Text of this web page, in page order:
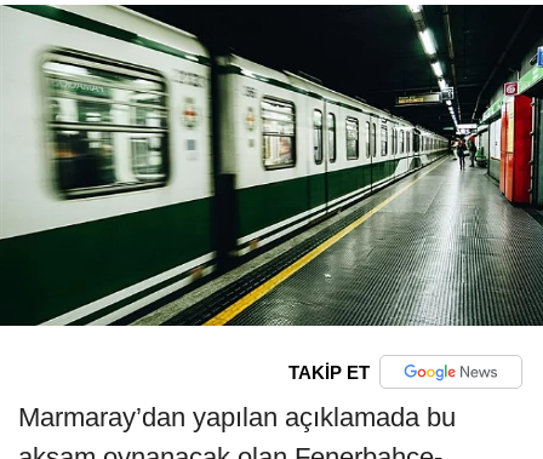
TAKİP ET
Marmaray’dan yapılan açıklamada bu